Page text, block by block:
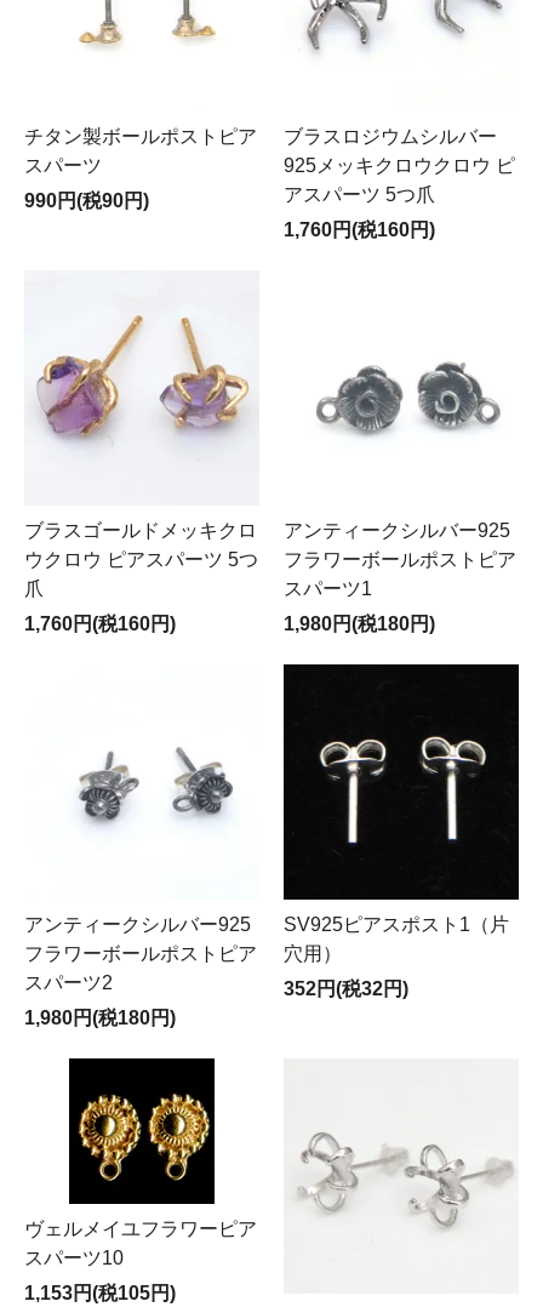
チタン製ボールポストピア
スパーツ
990円(税90円)
ブラスロジウムシルバー
925メッキクロウクロウ ピ
アスパーツ 5つ爪
1,760円(税160円)
ブラスゴールドメッキクロ
ウクロウ ピアスパーツ 5つ
爪
1,760円(税160円)
アンティークシルバー925
フラワーボールポストピア
スパーツ1
1,980円(税180円)
アンティークシルバー925
フラワーボールポストピア
スパーツ2
1,980円(税180円)
SV925ピアスポスト1（片
穴用）
352円(税32円)
ヴェルメイユフラワーピア
スパーツ10
1,153円(税105円)